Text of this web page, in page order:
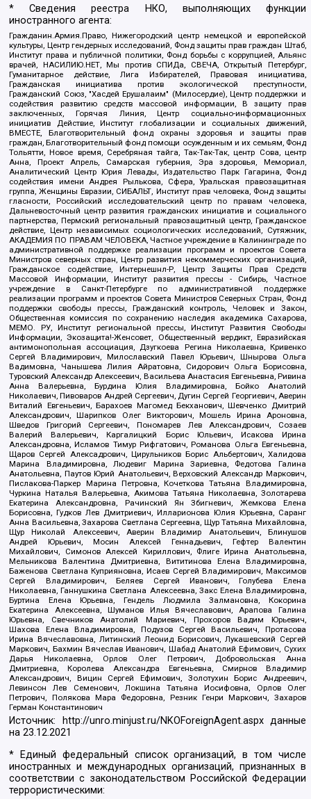
* Сведения реестра НКО, выполняющих функции
иностранного агента:
Гражданин.Армия.Право, Нижегородский центр немецкой и европейской
культуры, Центр гендерных исследований, Фонд защиты прав граждан Штаб,
Институт права и публичной политики, Фонд борьбы с коррупцией, Альянс
врачей, НАСИЛИЮ.НЕТ, Мы против СПИДа, СВЕЧА, Открытый Петербург,
Гуманитарное действие, Лига Избирателей, Правовая инициатива,
Гражданская инициатива против экологической преступности,
Гражданский Союз, "Хасдей Ерушалаим" (Милосердие), Центр поддержки и
содействия развитию средств массовой информации, В защиту прав
заключенных, Горячая Линия, Центр социально-информационных
инициатив Действие, Институт глобализации и социальных движений,
ВМЕСТЕ, Благотворительный фонд охраны здоровья и защиты прав
граждан, Благотворительный фонд помощи осужденным и их семьям, Фонд
Тольятти, Новое время, Серебряная тайга, Так-Так-Так, центр Сова, центр
Анна, Проект Апрель, Самарская губерния, Эра здоровья, Мемориал,
Аналитический Центр Юрия Левады, Издательство Парк Гагарина, Фонд
содействия имени Андрея Рылькова, Сфера, Уральская правозащитная
группа, Женщины Евразии, СИБАЛЬТ, Институт прав человека, Фонд защиты
гласности, Российский исследовательский центр по правам человека,
Дальневосточный центр развития гражданских инициатив и социального
партнерства, Пермский региональный правозащитный центр, Гражданское
действие, Центр независимых социологических исследований, Сутяжник,
АКАДЕМИЯ ПО ПРАВАМ ЧЕЛОВЕКА, Частное учреждение в Калининграде по
административной поддержке реализации программ и проектов Совета
Министров северных стран, Центр развития некоммерческих организаций,
Гражданское содействие, Интернешнл-Р, Центр Защиты Прав Средств
Массовой Информации, Институт развития прессы - Сибирь, Частное
учреждение в Санкт-Петербурге по административной поддержке
реализации программ и проектов Совета Министров Северных Стран, Фонд
поддержки свободы прессы, Гражданский контроль, Человек и Закон,
Общественная комиссия по сохранению наследия академика Сахарова,
МЕМО. РУ, Институт региональной прессы, Институт Развития Свободы
Информации, Экозащита!-Женсовет, Общественный вердикт, Евразийская
антимонопольная ассоциация, Дзугкоева Регина Николаевна, Кривенко
Сергей Владимирович, Милославский Павел Юрьевич, Шнырова Ольга
Вадимовна, Чанышева Лилия Айратовна, Сидорович Ольга Борисовна,
Туровский Александр Алексеевич, Васильева Анастасия Евгеньевна, Ривина
Анна Валерьевна, Бурдина Юлия Владимировна, Бойко Анатолий
Николаевич, Пивоваров Андрей Сергеевич, Дугин Сергей Георгиевич, Аверин
Виталий Евгеньевич, Барахоев Магомед Бекханович, Шевченко Дмитрий
Александрович, Шарипков Олег Викторович, Мошель Ирина Ароновна,
Шведов Григорий Сергеевич, Пономарев Лев Александрович, Созаев
Валерий Валерьевич, Каргалицкий Борис Юльевич, Исакова Ирина
Александровна, Исламов Тимур Рифгатович, Романова Ольга Евгеньевна,
Щаров Сергей Алексадрович, Цирульников Борис Альбертович, Халидова
Марина Владимировна, Людевиг Марина Зариевна, Федотова Галина
Анатольевна, Паутов Юрий Анатольевич, Верховский Александр Маркович,
Пислакова-Паркер Марина Петровна, Кочеткова Татьяна Владимировна,
Чуркина Наталья Валерьевна, Акимова Татьяна Николаевна, Золотарева
Екатерина Александровна, Рачинский Ян Збигневич, Жемкова Елена
Борисовна, Гудков Лев Дмитриевич, Илларионова Юлия Юрьевна, Саранг
Анна Васильевна, Захарова Светлана Сергеевна, Щур Татьяна Михайловна,
Щур Николай Алексеевич, Аверин Владимир Анатольевич, Блинушов
Андрей Юрьевич, Мосин Алексей Геннадьевич, Гефтер Валентин
Михайлович, Симонов Алексей Кириллович, Флиге Ирина Анатольевна,
Мельникова Валентина Дмитриевна, Вититинова Елена Владимировна,
Баженова Светлана Куприяновна, Исаев Сергей Владимирович, Максимов
Сергей Владимирович, Беляев Сергей Иванович, Голубева Елена
Николаевна, Ганнушкина Светлана Алексеевна, Закс Елена Владимировна,
Буртина Елена Юрьевна, Гендель Людмила Залмановна, Кокорина
Екатерина Алексеевна, Шуманов Илья Вячеславович, Арапова Галина
Юрьевна, Свечников Анатолий Мариевич, Прохоров Вадим Юрьевич,
Шахова Елена Владимировна, Подузов Сергей Васильевич, Протасова
Ирина Вячеславовна, Литинский Леонид Борисович, Лукашевский Сергей
Маркович, Бахмин Вячеслав Иванович, Шабад Анатолий Ефимович, Сухих
Дарья Николаевна, Орлов Олег Петрович, Добровольская Анна
Дмитриевна, Королева Александра Евгеньевна, Смирнов Владимир
Александрович, Вицин Сергей Ефимович, Золотухин Борис Андреевич,
Левинсон Лев Семенович, Локшина Татьяна Иосифовна, Орлов Олег
Петрович, Полякова Мара Федоровна, Резник Генри Маркович, Захаров
Герман Константинович
Источник: http://unro.minjust.ru/NKOForeignAgent.aspxданные
на23.12.2021
* Единый федеральный список организаций, в том числе
иностранных и международных организаций, признанных в
соответствии с законодательством Российской Федерации
террористическими: